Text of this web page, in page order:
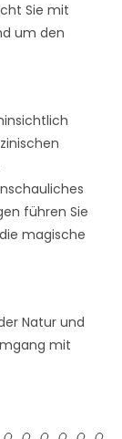
Sie mit
um den
führen Sie
magische
Natur und
mit